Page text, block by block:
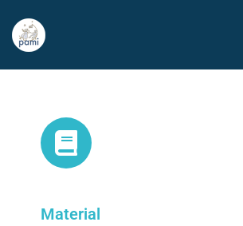
Material